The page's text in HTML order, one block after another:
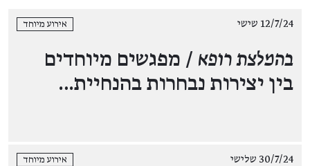
12/7/24 שישי אירוע מיוחד
בהמלצת רופא / מפגשים מיוחדים
בין יצירות נבחרות בהנחיית…
30/7/24 שלישי אירוע מיוחד